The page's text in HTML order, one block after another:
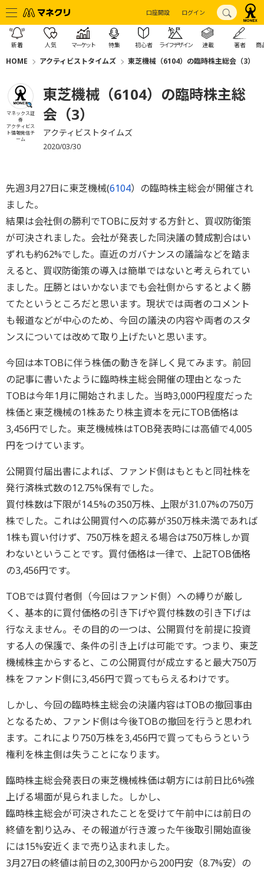
口座開設 ログイン
新着 人気 マーケット 特集 初心者 ライフデザイン 連載 著者 商
HOME アクティビストタイムズ 東芝機械（6104）の臨時株主総会（3）
マネックス証
券
アクティビス
ト情報発信チ
ーム
東芝機械（6104）の臨時株主総
会（3）
アクティビストタイムズ
2020/03/30
先週3月27日に東芝機械(6104）の臨時株主総会が開催され
ました。
結果は会社側の勝利でTOBに反対する方針と、買収防衛策
が可決されました。会社が発表した同決議の賛成割合はい
ずれも約62%でした。直近のガバナンスの議論などを踏ま
えると、買収防衛策の導入は簡単ではないと考えられてい
ました。圧勝とはいかないまでも会社側からするとよく勝
てたというところだと思います。現状では両者のコメント
も報道などが中心のため、今回の議決の内容や両者のスタ
ンスについては改めて取り上げたいと思います。
今回は本TOBに伴う株価の動きを詳しく見てみます。前回
の記事に書いたように臨時株主総会開催の理由となった
TOBは今年1月に開始されました。当時3,000円程度だった
株価と東芝機械の1株あたり株主資本を元にTOB価格は
3,456円でした。東芝機械株はTOB発表時には高値で4,005
円をつけています。
公開買付届出書によれば、ファンド側はもともと同社株を
発行済株式数の12.75%保有でした。
買付株数は下限が14.5%の350万株、上限が31.07%の750万
株でした。これは公開買付への応募が350万株未満であれば
1株も買い付けず、750万株を超える場合は750万株しか買
わないということです。買付価格は一律で、上記TOB価格
の3,456円です。
TOBでは買付者側（今回はファンド側）への縛りが厳し
く、基本的に買付価格の引き下げや買付株数の引き下げは
行なえません。その目的の一つは、公開買付を前提に投資
する人の保護で、条件の引き上げは可能です。つまり、東芝
機械株主からすると、この公開買付が成立すると最大750万
株をファンド側に3,456円で買ってもらえるわけです。
しかし、今回の臨時株主総会の決議内容はTOBの撤回事由
となるため、ファンド側は今後TOBの撤回を行うと思われ
ます。これにより750万株を3,456円で買ってもらうという
権利を株主側は失うことになります。
臨時株主総会発表日の東芝機械株価は朝方には前日比6%強
上げる場面が見られました。しかし、
臨時株主総会が可決されたことを受けて午前中には前日の
終値を割り込み、その報道が行き渡った午後取引開始直後
には15%安近くまで売り込まれました。
3月27日の終値は前日の2,300円から200円安（8.7%安）の